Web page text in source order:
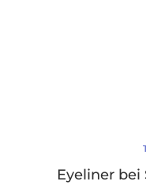
Eyeliner